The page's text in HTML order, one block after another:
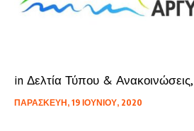
in Δελτία Τύπου & Ανακοινώσεις,
ΠΑΡΑΣΚΕΥΉ, 19 ΙΟΥΝΊΟΥ, 2020